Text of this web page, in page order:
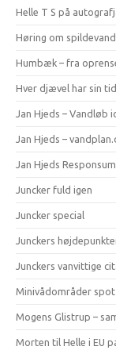
Helle T S på
Høring om
Humbæk – fra
Hver djævel har sin tid
Jan Hjeds – Vandløb
Jan Hjeds –
Jan Hjeds
Juncker fuld igen
Juncker special
Junckers
Junckers vanvittige
Minivådområder spot
Mogens Glistrup –
Morten til Helle i EU